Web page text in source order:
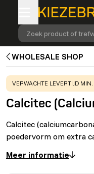
Zoek product of
WHOLESALE SHOP
WARNING:
VERWACHTE LEVERTIJD
Calcitec
Calcitec
poedervorm om extra
Meer informatie